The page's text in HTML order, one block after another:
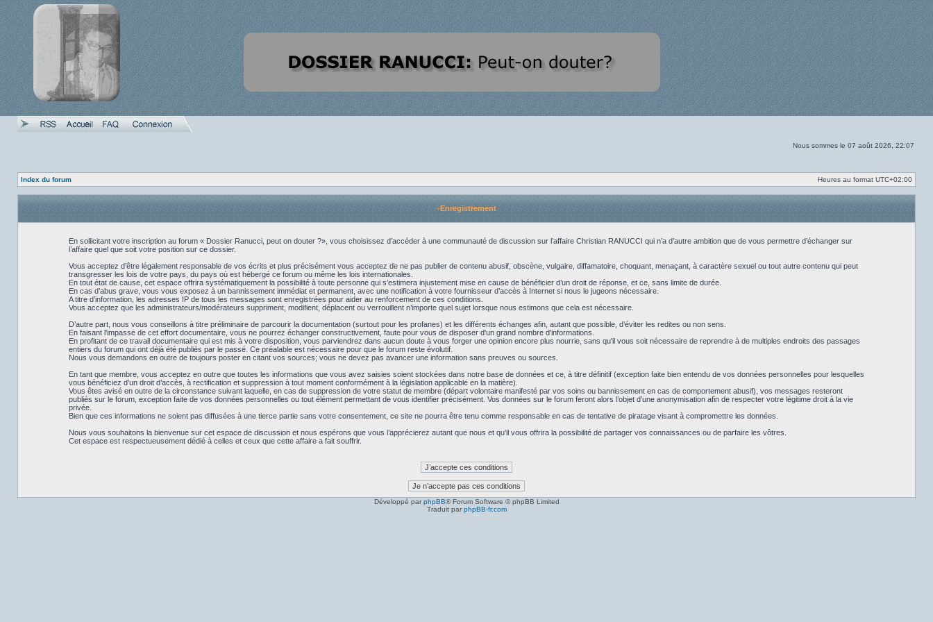
Nous sommes le 07 août 2026, 22:07
Index du forum Heures au format UTC+02:00
-Enregistrement
En sollicitant votre inscription au forum « Dossier Ranucci, peut on douter ?», vous choisissez d’accéder à une communauté de discussion sur l’affaire Christian RANUCCI qui n’a d’autre ambition que de vous permettre d’échanger sur
l’affaire quel que soit votre position sur ce dossier.
Vous acceptez d’être légalement responsable de vos écrits et plus précisément vous acceptez de ne pas publier de contenu abusif, obscène, vulgaire, diffamatoire, choquant, menaçant, à caractère sexuel ou tout autre contenu qui peut
transgresser les lois de votre pays, du pays où est hébergé ce forum ou même les lois internationales.
En tout état de cause, cet espace offrira systématiquement la possibilité à toute personne qui s’estimera injustement mise en cause de bénéficier d’un droit de réponse, et ce, sans limite de durée.
En cas d’abus grave, vous vous exposez à un bannissement immédiat et permanent, avec une notification à votre fournisseur d’accès à Internet si nous le jugeons nécessaire.
A titre d’information, les adresses IP de tous les messages sont enregistrées pour aider au renforcement de ces conditions.
Vous acceptez que les administrateurs/modérateurs suppriment, modifient, déplacent ou verrouillent n’importe quel sujet lorsque nous estimons que cela est nécessaire.
D’autre part, nous vous conseillons à titre préliminaire de parcourir la documentation (surtout pour les profanes) et les différents échanges afin, autant que possible, d’éviter les redites ou non sens.
En faisant l'impasse de cet effort documentaire, vous ne pourrez échanger constructivement, faute pour vous de disposer d'un grand nombre d'informations.
En profitant de ce travail documentaire qui est mis à votre disposition, vous parviendrez dans aucun doute à vous forger une opinion encore plus nourrie, sans qu'il vous soit nécessaire de reprendre à de multiples endroits des passages
entiers du forum qui ont déjà été publiés par le passé. Ce préalable est nécessaire pour que le forum reste évolutif.
Nous vous demandons en outre de toujours poster en citant vos sources; vous ne devez pas avancer une information sans preuves ou sources.
En tant que membre, vous acceptez en outre que toutes les informations que vous avez saisies soient stockées dans notre base de données et ce, à titre définitif (exception faite bien entendu de vos données personnelles pour lesquelles
vous bénéficiez d’un droit d’accès, à rectification et suppression à tout moment conformément à la législation applicable en la matière).
Vous êtes avisé en outre de la circonstance suivant laquelle, en cas de suppression de votre statut de membre (départ volontaire manifesté par vos soins ou bannissement en cas de comportement abusif), vos messages resteront
publiés sur le forum, exception faite de vos données personnelles ou tout élément permettant de vous identifier précisément. Vos données sur le forum feront alors l’objet d’une anonymisation afin de respecter votre légitime droit à la vie
privée.
Bien que ces informations ne soient pas diffusées à une tierce partie sans votre consentement, ce site ne pourra être tenu comme responsable en cas de tentative de piratage visant à compromettre les données.
Nous vous souhaitons la bienvenue sur cet espace de discussion et nous espérons que vous l’apprécierez autant que nous et qu'il vous offrira la possibilité de partager vos connaissances ou de parfaire les vôtres.
Cet espace est respectueusement dédié à celles et ceux que cette affaire a fait souffrir.
Développé par phpBB® Forum Software © phpBB Limited
Traduit par phpBB-fr.com